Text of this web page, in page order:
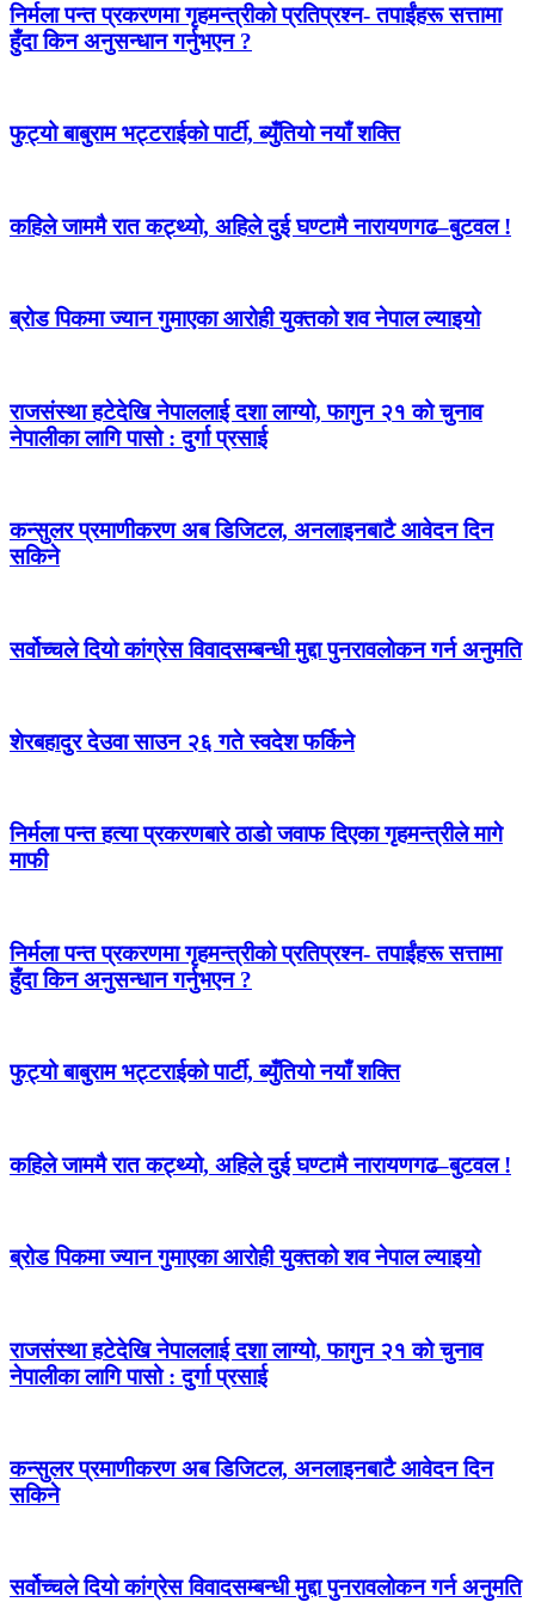
निर्मला पन्त प्रकरणमा गृहमन्त्रीको प्रतिप्रश्न- तपाईंहरू सत्तामा
हुँदा किन अनुसन्धान गर्नुभएन ?
फुट्यो बाबुराम भट्टराईको पार्टी, ब्युँतियो नयाँ शक्ति
कहिले जाममै रात कट्थ्यो, अहिले दुई घण्टामै नारायणगढ–बुटवल !
ब्रोड पिकमा ज्यान गुमाएका आरोही युक्तको शव नेपाल ल्याइयो
राजसंस्था हटेदेखि नेपाललाई दशा लाग्यो, फागुन २१ को चुनाव
नेपालीका लागि पासो : दुर्गा प्रसाई
कन्सुलर प्रमाणीकरण अब डिजिटल, अनलाइनबाटै आवेदन दिन
सकिने
सर्वोच्चले दियो कांग्रेस विवादसम्बन्धी मुद्दा पुनरावलोकन गर्न अनुमति
शेरबहादुर देउवा साउन २६ गते स्वदेश फर्किने
निर्मला पन्त हत्या प्रकरणबारे ठाडो जवाफ दिएका गृहमन्त्रीले मागे
माफी
निर्मला पन्त प्रकरणमा गृहमन्त्रीको प्रतिप्रश्न- तपाईंहरू सत्तामा
हुँदा किन अनुसन्धान गर्नुभएन ?
फुट्यो बाबुराम भट्टराईको पार्टी, ब्युँतियो नयाँ शक्ति
कहिले जाममै रात कट्थ्यो, अहिले दुई घण्टामै नारायणगढ–बुटवल !
ब्रोड पिकमा ज्यान गुमाएका आरोही युक्तको शव नेपाल ल्याइयो
राजसंस्था हटेदेखि नेपाललाई दशा लाग्यो, फागुन २१ को चुनाव
नेपालीका लागि पासो : दुर्गा प्रसाई
कन्सुलर प्रमाणीकरण अब डिजिटल, अनलाइनबाटै आवेदन दिन
सकिने
सर्वोच्चले दियो कांग्रेस विवादसम्बन्धी मुद्दा पुनरावलोकन गर्न अनुमति